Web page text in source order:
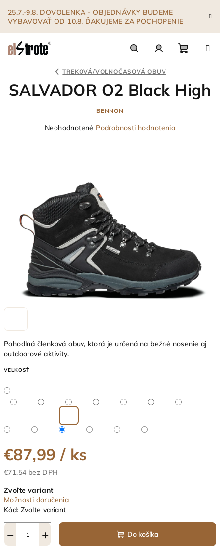
obsah
25.7.-9.8. DOVOLENKA - OBJEDNÁVKY BUDEME
VYBAVOVAŤ OD 10.8. ĎAKUJEME ZA POCHOPENIE
košík
TREKOVÁ/VOĽNOČASOVÁ OBUV
Pohodlná členková obuv, ktorá je určená na bežné nosenie aj
outdoorové aktivity.
VEĽKOSŤ
€87,99 / ks
€71,54 bez DPH
cena:
Zvoľte variant
Možnosti doručenia
Kód: Zvoľte variant
+
− Do košíka
SALVADOR O2 Black High
BENNON
Priemerné
hviezdičiek.
Neohodnotené Podrobnosti hodnotenia